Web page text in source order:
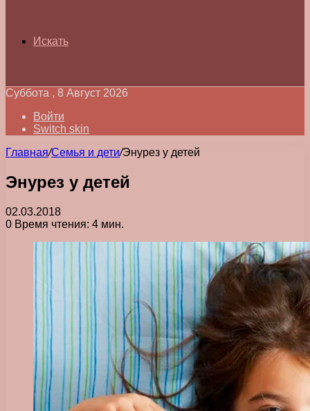
Искать
Суббота , 8 Август 2026
Войти
Switch skin
Главная/Семья и дети/Энурез у детей
Энурез у детей
02.03.2018
0 Время чтения: 4 мин.